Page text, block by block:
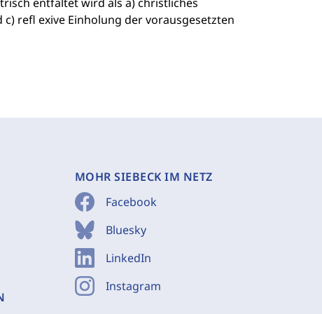
c) refl exive Einholung der vorausgesetzten
MOHR SIEBECK IM NETZ
Facebook
Bluesky
LinkedIn
Instagram